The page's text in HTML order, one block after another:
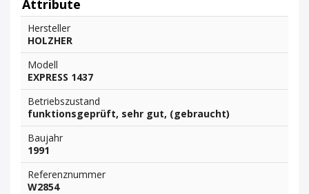
Attribute
Hersteller
HOLZHER
Modell
EXPRESS 1437
Betriebszustand
funktionsgeprüft, sehr gut, (gebraucht)
Baujahr
1991
Referenznummer
W2854